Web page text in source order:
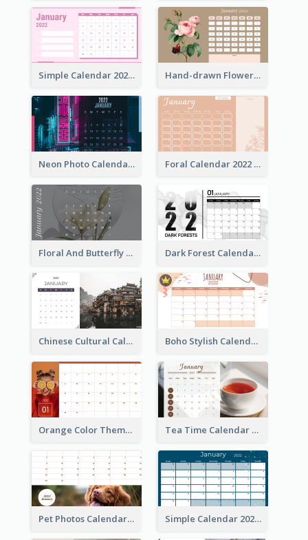
Simple Calendar 2022 With Notes Hand-drawn Flowers Calender
Neon Photo Calendar Foral Calendar 2022 With Notes
Floral And Butterfly Calendar Dark Forest Calendar
Chinese Cultural Calendar 2022 Boho Stylish Calendar
Orange Color Theme Calendar Tea Time Calendar 2022
Pet Photos Calendar Simple Calendar 2022